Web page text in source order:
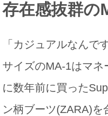
存在感抜群の
「カジュアルなん
サイズのMA-1はマ
に数年前に買った
ン柄ブーツ(ZARA)